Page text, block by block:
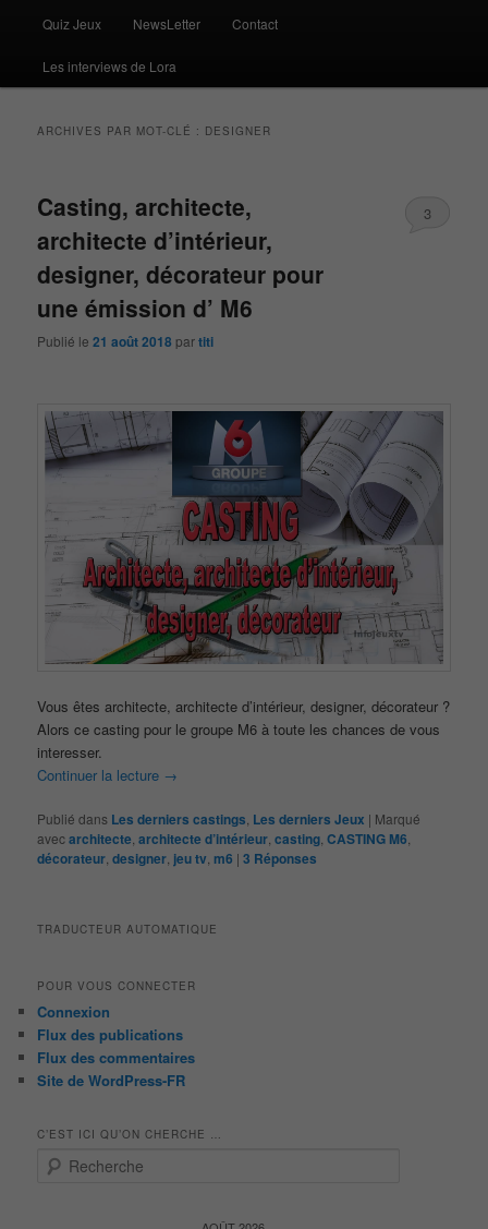
Quiz Jeux NewsLetter Contact
Les interviews de Lora
ARCHIVES PAR MOT-CLÉ : DESIGNER
Casting, architecte,
architecte d’intérieur,
designer, décorateur pour
une émission d’ M6
Publié le21 août 2018 partiti
3
Vous êtes architecte, architecte d’intérieur, designer, décorateur ?
Alors ce casting pour le groupe M6 à toute les chances de vous
interesser.
Continuer la lecture →
Publié dans Les derniers castings Les derniers Jeux | Marqué
avecarchitecte ,architecte d’intérieur ,casting ,CASTING M6
décorateur ,designer jeu tv ,m6 |3 Réponses
TRADUCTEUR AUTOMATIQUE
POUR VOUS CONNECTER
Connexion
Flux des publications
Flux des commentaires
Site de WordPress-FR
C’EST ICI QU’ON CHERCHE …